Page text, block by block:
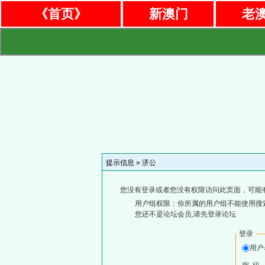
《首页》 新澳门 老
提示信息 » 济公
您没有登录或者您没有权限访问此页面，可能
用户组权限：你所属的用户组不能使用搜
您还不是论坛会员,请先登录论坛
登录
用